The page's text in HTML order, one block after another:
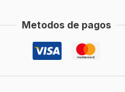
Metodos de pagos